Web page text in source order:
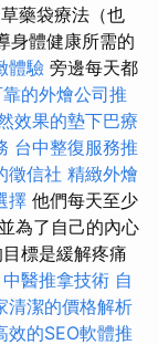
藥袋療法（也
身體健康所需的
體驗 旁邊每天都
的外燴公司推
效果的墊下巴療
台中整復服務推
徵信社 精緻外燴
擇 他們每天至少
為了自己的內心
標是緩解疼痛
中醫推拿技術 自
清潔的價格解析
效的SEO軟體推